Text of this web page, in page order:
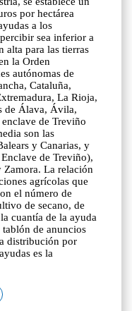
por hectárea
a los
sea inferior a
alta para las tierras
la Orden
autónomas de
Cataluña,
La Rioja,
de Álava, Ávila,
de Treviño
son las
y Canarias, y
de Treviño),
Zamora. La relación
agrícolas que
el número de
de secano, de
cuantía de la ayuda
de anuncios
distribución por
es la